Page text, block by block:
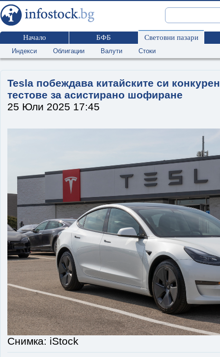
Начало БФБ Световни пазари
Индекси Облигации Валути Стоки
Tesla побеждава китайските си
тестове за асистирано шофиране
25 Юли 2025 17:45
Снимка: iStock